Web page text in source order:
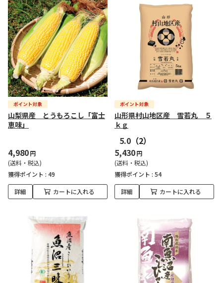
山梨県産 とうもろこし「富士
恵味」
4,980円
(送料・税込)
獲得ポイント : 49
詳細 カートに入れる
山形県村山地区産 雪若丸 ５
ｋｇ
5.0 （2）
5,430円
(送料・税込)
獲得ポイント : 54
詳細 カートに入れる